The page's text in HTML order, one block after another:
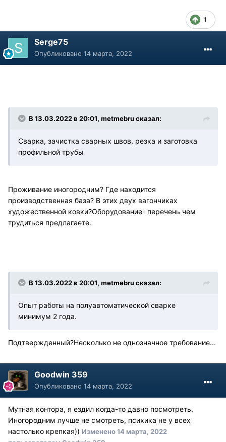
1
Serge75
Опубликовано 14 марта, 2022
В 13.03.2022 в 20:01, metmebru сказал:
Сварка, зачистка сварных швов, резка и заготовка
профильной трубы
Проживание иногородним? Где находится
производственная база? В этих двух вагончиках
художественной ковки?Оборудование- перечень чем
трудиться предлагаете.
В 13.03.2022 в 20:01, metmebru сказал:
Опыт работы на полуавтоматической сварке
минимум 2 года.
Подтвержденный?Несколько не однозначное требование...
Goodwin 359
Опубликовано 14 марта, 2022
Мутная контора, я ездил когда-то давно посмотреть.
Иногородним лучше не смотреть, психика не у всех
настолько крепкая)) Изменено14 марта, 2022